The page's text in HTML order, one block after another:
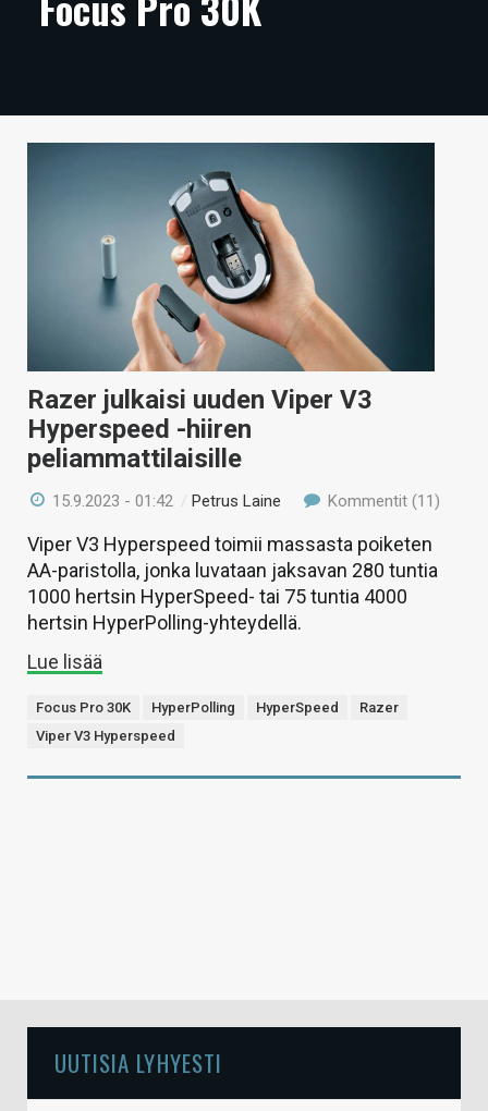
ARTIKKELIT
TECHBBS
VAIHDA TEEMA
HAKU
Razer julkaisi uuden Viper V3
Hyperspeed -hiiren
peliammattilaisille
15.9.2023 - 01:42 / Petrus Laine Kommentit (11)
Viper V3 Hyperspeed toimii massasta poiketen
AA-paristolla, jonka luvataan jaksavan 280 tuntia
1000 hertsin HyperSpeed- tai 75 tuntia 4000
hertsin HyperPolling-yhteydellä.
Lue lisää
Focus Pro 30K HyperPolling HyperSpeed
Razer
Viper V3 Hyperspeed
UUTISIA LYHYESTI